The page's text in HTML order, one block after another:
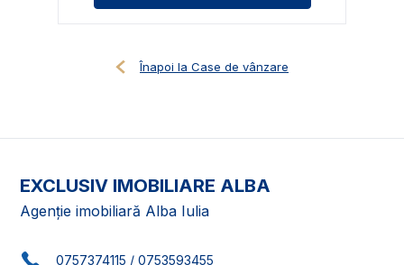
Înapoi la Case de vânzare
EXCLUSIV IMOBILIARE ALBA
Agenție imobiliară Alba Iulia
0757374115 / 0753593455